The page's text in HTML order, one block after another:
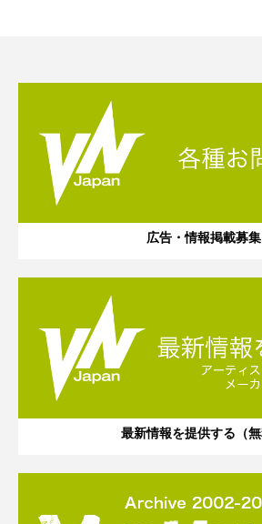
広告・情報掲載募集
最新情報を提供する（無